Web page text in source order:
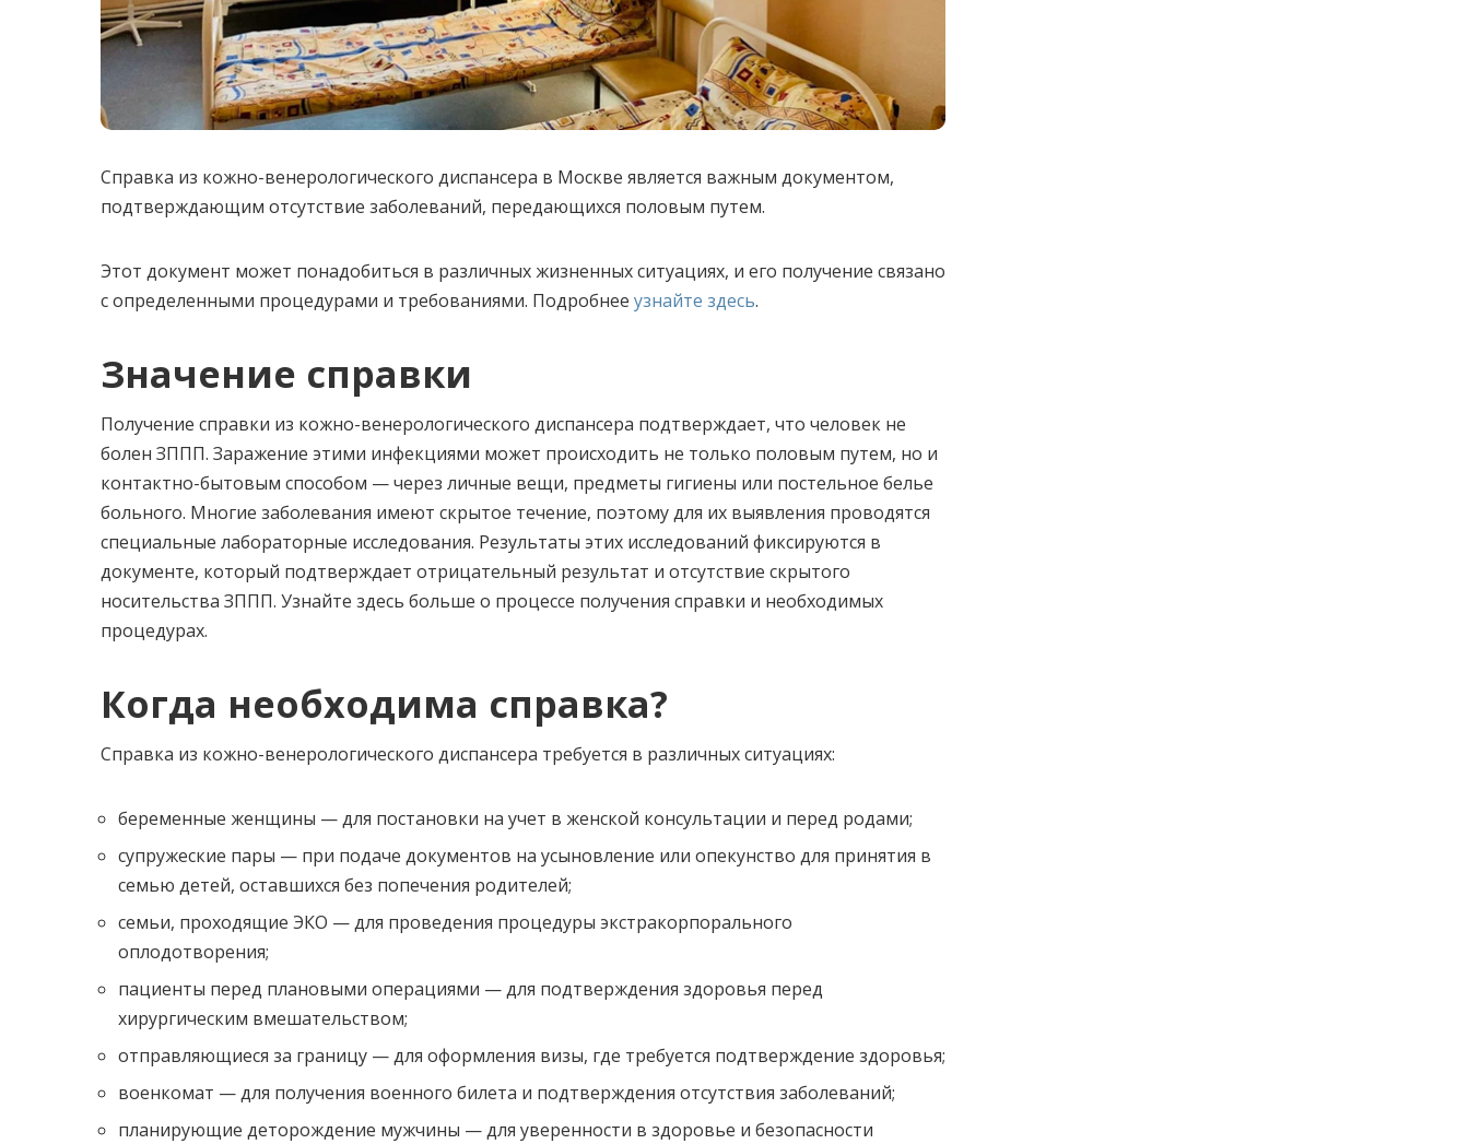
Справка из кожно-венерологического диспансера в Москве является важным документом,
подтверждающим отсутствие заболеваний, передающихся половым путем.
Этот документ может понадобиться в различных жизненных ситуациях, и его получение связано
с определенными процедурами и требованиями. Подробнее узнайте здесь.
Значение справки
Получение справки из кожно-венерологического диспансера подтверждает, что человек не
болен ЗППП. Заражение этими инфекциями может происходить не только половым путем, но и
контактно-бытовым способом — через личные вещи, предметы гигиены или постельное белье
больного. Многие заболевания имеют скрытое течение, поэтому для их выявления проводятся
специальные лабораторные исследования. Результаты этих исследований фиксируются в
документе, который подтверждает отрицательный результат и отсутствие скрытого
носительства ЗППП. Узнайте здесь больше о процессе получения справки и необходимых
процедурах.
Когда необходима справка?
Справка из кожно-венерологического диспансера требуется в различных ситуациях:
беременные женщины — для постановки на учет в женской консультации и перед родами;
супружеские пары — при подаче документов на усыновление или опекунство для принятия в
семью детей, оставшихся без попечения родителей;
семьи, проходящие ЭКО — для проведения процедуры экстракорпорального
оплодотворения;
пациенты перед плановыми операциями — для подтверждения здоровья перед
хирургическим вмешательством;
отправляющиеся за границу — для оформления визы, где требуется подтверждение здоровья;
военкомат — для получения военного билета и подтверждения отсутствия заболеваний;
планирующие деторождение мужчины — для уверенности в здоровье и безопасности